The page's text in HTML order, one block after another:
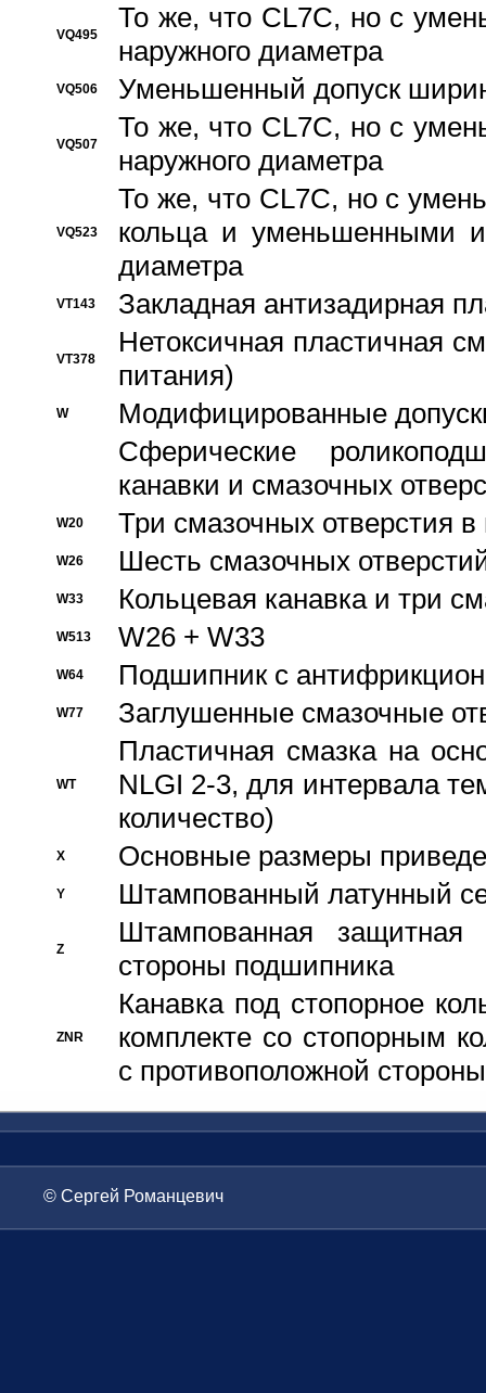
VQ495
То же, что CL7C, но с
наружного диаметра
VQ506 Уменьшенный допуск
VQ507
То же, что CL7C, но с
наружного диаметра
VQ523
То же, что CL7C, но с
кольца и уменьшенными
диаметра
VT143 Закладная антизадирная
VT378
Нетоксичная пластичная
питания)
W
Модифицированные
Сферические
канавки и смазочных
W20 Три смазочных отверстия
W26 Шесть смазочных
W33 Кольцевая канавка и три
W513 W26 + W33
W64 Подшипник с
W77 Заглушенные смазочные
WT
Пластичная смазка на
NLGI 2-3, для интервала
количество)
X Основные размеры
Y Штампованный латунный
Z
Штампованная
стороны подшипника
ZNR
Канавка под стопорное
комплекте со стопорным
с противоположной стороны
© Сергей Романцевич